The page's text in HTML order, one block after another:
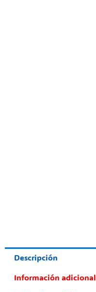
Descripción
Información adicional